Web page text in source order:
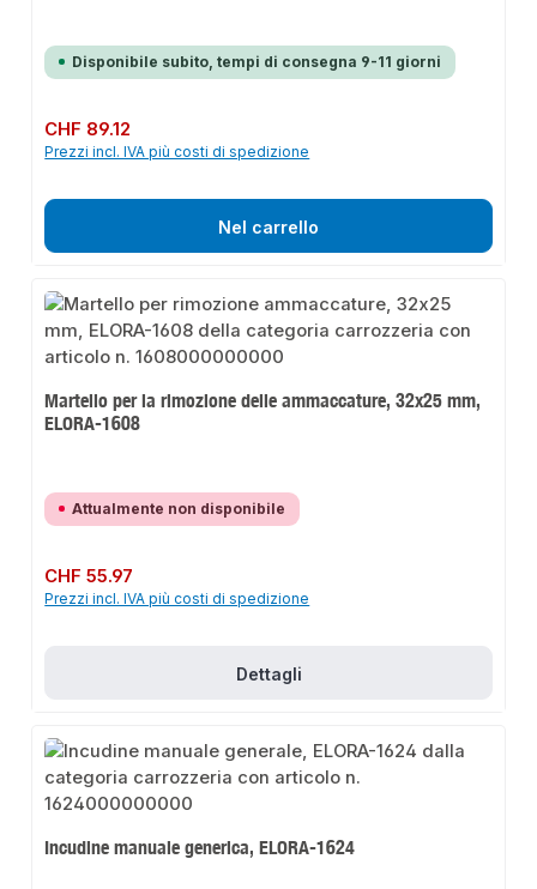
Disponibile subito, tempi di consegna 9-11 giorni
Prezzo normale:
CHF 89.12
Prezzi incl. IVA più costi di spedizione
Nel carrello
Martello per la rimozione delle ammaccature, 32x25 mm,
ELORA-1608
Attualmente non disponibile
Prezzo normale:
CHF 55.97
Prezzi incl. IVA più costi di spedizione
Dettagli
Incudine manuale generica, ELORA-1624